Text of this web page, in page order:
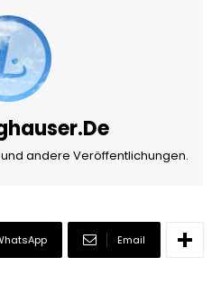
andere Veröffentlichungen.
Email